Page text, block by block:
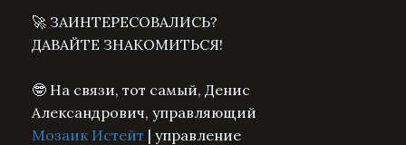
🚀 ЗАИНТЕРЕСОВАЛИСЬ?
ДАВАЙТЕ ЗНАКОМИТЬСЯ!
🤓 На связи, тот самый, Денис
Александрович, управляющий
Мозаик Истейт | управление